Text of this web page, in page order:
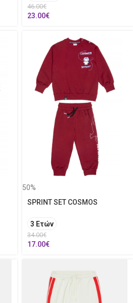
46.00€
23.00€
50%
SPRINT SET COSMOS
3 Ετών
34.00€
17.00€